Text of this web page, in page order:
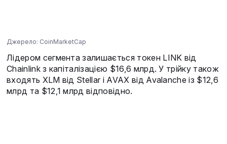
Джерело: CoinMarketCap
Лідером сегмента залишається токен LINK від
Chainlink з капіталізацією $16,6 млрд. У трійку також
входять XLM від Stellar і AVAX від Avalanche із $12,6
млрд та $12,1 млрд відповідно.